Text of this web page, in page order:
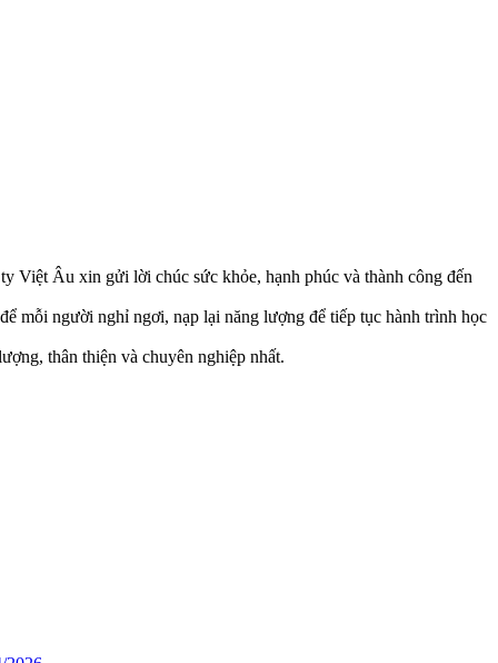
Việt Âu xin gửi lời chúc sức khỏe, hạnh phúc và thành công đến
mỗi người nghỉ ngơi, nạp lại năng lượng để tiếp tục hành trình học
thân thiện và chuyên nghiệp nhất.